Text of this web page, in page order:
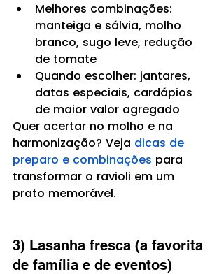
Melhores combinações:
manteiga e sálvia, molho
branco, sugo leve, redução
de tomate
Quando escolher: jantares,
datas especiais, cardápios
de maior valor agregado
Quer acertar no molho e na
harmonização? Veja dicas de
preparo e combinações para
transformar o ravioli em um
prato memorável.
3) Lasanha fresca (a favorita
de família e de eventos)